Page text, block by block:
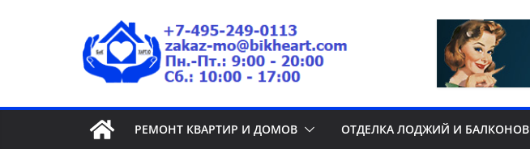
РЕМОНТ КВАРТИР И ДОМОВ ОТДЕЛКА ЛОДЖИЙ И БАЛКОНОВ